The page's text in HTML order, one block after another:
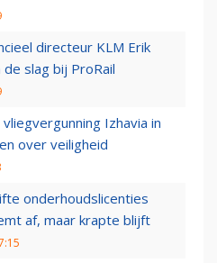
directeur KLM Erik
de slag bij ProRail
Izhavia in
over veiligheid
onderhoudslicenties
af, maar krapte blijft